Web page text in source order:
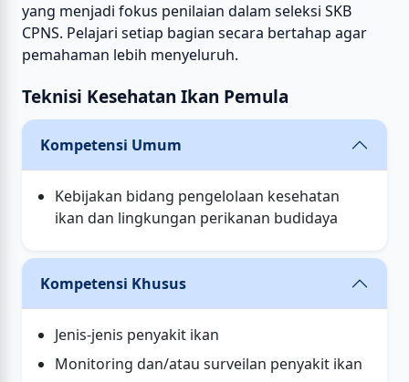
yang menjadi fokus penilaian dalam seleksi SKB
CPNS. Pelajari setiap bagian secara bertahap agar
pemahaman lebih menyeluruh.
Teknisi Kesehatan Ikan Pemula
Kompetensi Umum
Kebijakan bidang pengelolaan kesehatan
ikan dan lingkungan perikanan budidaya
Kompetensi Khusus
Jenis-jenis penyakit ikan
Monitoring dan/atau surveilan penyakit ikan